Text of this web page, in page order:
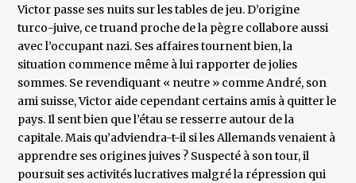
Victor passe ses nuits sur les tables de jeu. D’origine
turco-juive, ce truand proche de la pègre collabore aussi
avec l’occupant nazi. Ses affaires tournent bien, la
situation commence même à lui rapporter de jolies
sommes. Se revendiquant « neutre » comme André, son
ami suisse, Victor aide cependant certains amis à quitter le
pays. Il sent bien que l’étau se resserre autour de la
capitale. Mais qu’adviendra-t-il si les Allemands venaient à
apprendre ses origines juives ? Suspecté à son tour, il
poursuit ses activités lucratives malgré la répression qui